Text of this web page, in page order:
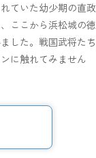
ていた幼少期の直政
ここから浜松城の徳
した。戦国武将たち
に触れてみません